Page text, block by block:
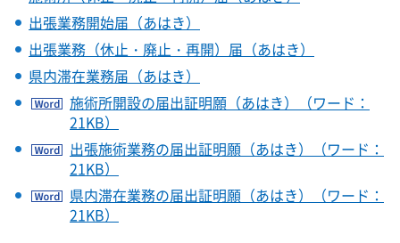
出張業務開始届（あはき）
出張業務（休止・廃止・再開）届（あはき）
県内滞在業務届（あはき）
施術所開設の届出証明願（あはき）（ワード：
21KB）
出張施術業務の届出証明願（あはき）（ワード：
21KB）
県内滞在業務の届出証明願（あはき）（ワード：
21KB）